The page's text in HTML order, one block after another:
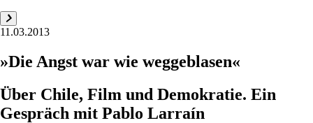
11.03.2013
»Die Angst war wie weggeblasen«
Über Chile, Film und Demokratie. Ein
Gespräch mit Pablo Larraín